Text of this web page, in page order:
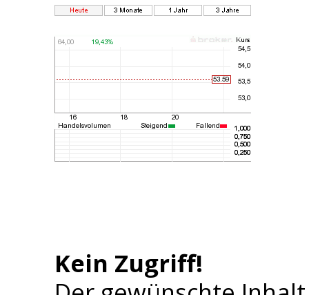
Kein Zugriff!